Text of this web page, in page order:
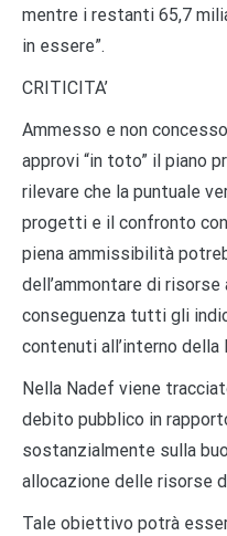
mentre i restanti 65,7
in essere”.
CRITICITA’
Ammesso e non
approvi “in toto” il piano
rilevare che la puntuale
progetti e il confronto
piena ammissibilità
dell’ammontare di
conseguenza tutti gli
contenuti all’interno della
Nella Nadef viene
debito pubblico in
sostanzialmente sulla
allocazione delle risorse
Tale obiettivo potrà